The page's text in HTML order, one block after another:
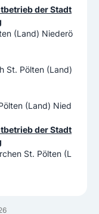
der Stadt
(Land) Niederö
St. Pölten (Land)
(Land) Nied
der Stadt
St. Pölten (L